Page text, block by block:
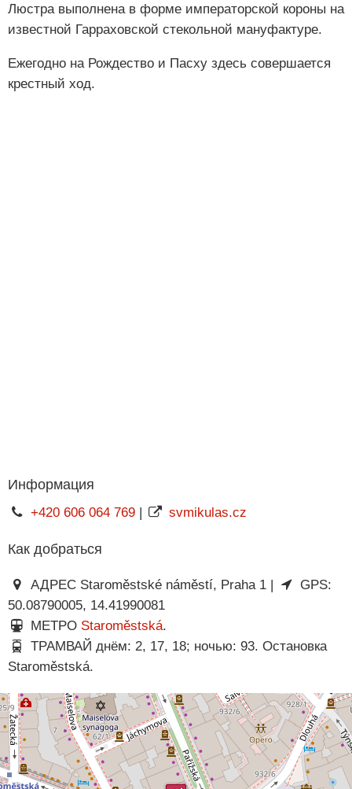
Люстра выполнена в форме императорской короны на
известной Гарраховской стекольной мануфактуре.
Ежегодно на Рождество и Пасху здесь совершается
крестный ход.
Информация
+420 606 064 769| svmikulas.cz
Как добраться
АДРЕС Staroměstské náměstí, Praha 1 |
GPS:
50.08790005, 14.41990081
МЕТРО Staroměstská.
ТРАМВАЙ днём: 2, 17, 18; ночью: 93. Остановка
Staroměstská.